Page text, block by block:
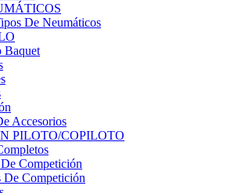
De Neumáticos
Baquet
Accesorios
PILOTO/COPILOTO
Competición
De Competición